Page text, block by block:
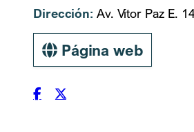
Dirección: Av. Vítor Paz E.
Página web